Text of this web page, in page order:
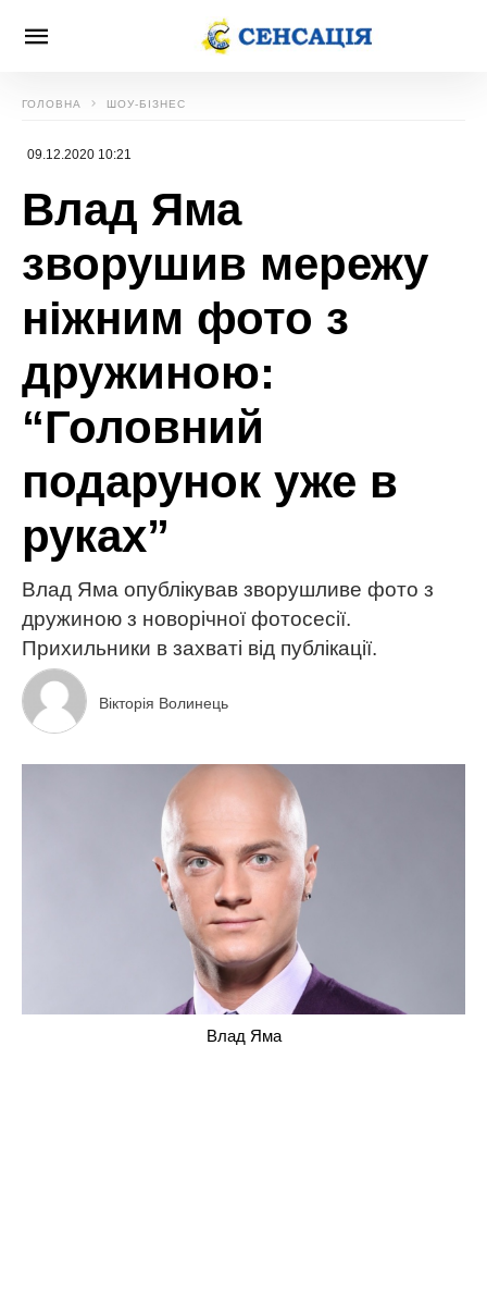
ГОЛОВНА ШОУ-БІЗНЕС
09.12.2020 10:21
Влад Яма
зворушив мережу
ніжним фото з
дружиною:
“Головний
подарунок уже в
руках”
Влад Яма опублікував зворушливе фото з
дружиною з новорічної фотосесії.
Прихильники в захваті від публікації.
Вікторія Волинець
Влад Яма